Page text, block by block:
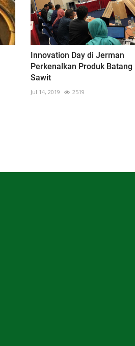
Innovation Day di Jerman
Perkenalkan Produk Batang
Sawit
Jul 14, 2019 2519